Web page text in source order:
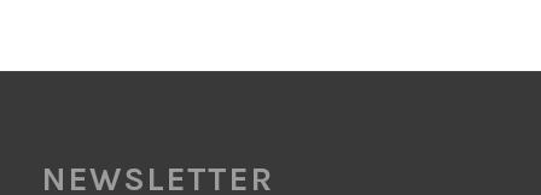
NEWSLETTER